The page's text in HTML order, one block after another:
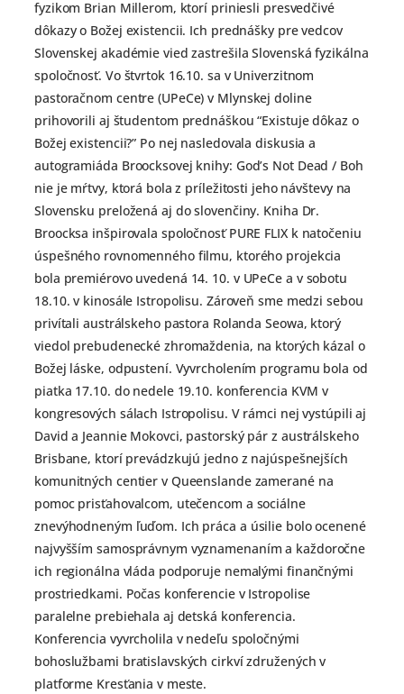
fyzikom Brian Millerom, ktorí priniesli presvedčivé
dôkazy o Božej existencii. Ich prednášky pre vedcov
Slovenskej akadémie vied zastrešila Slovenská fyzikálna
spoločnosť. Vo štvrtok 16.10. sa v Univerzitnom
pastoračnom centre (UPeCe) v Mlynskej doline
prihovorili aj študentom prednáškou “Existuje dôkaz o
Božej existencii?” Po nej nasledovala diskusia a
autogramiáda Broocksovej knihy: God’s Not Dead / Boh
nie je mŕtvy, ktorá bola z príležitosti jeho návštevy na
Slovensku preložená aj do slovenčiny. Kniha Dr.
Broocksa inšpirovala spoločnosť PURE FLIX k natočeniu
úspešného rovnomenného filmu, ktorého projekcia
bola premiérovo uvedená 14. 10. v UPeCe a v sobotu
18.10. v kinosále Istropolisu. Zároveň sme medzi sebou
privítali austrálskeho pastora Rolanda Seowa, ktorý
viedol prebudenecké zhromaždenia, na ktorých kázal o
Božej láske, odpustení. Vyvrcholením programu bola od
piatka 17.10. do nedele 19.10. konferencia KVM v
kongresových sálach Istropolisu. V rámci nej vystúpili aj
David a Jeannie Mokovci, pastorský pár z austrálskeho
Brisbane, ktorí prevádzkujú jedno z najúspešnejších
komunitných centier v Queenslande zamerané na
pomoc prisťahovalcom, utečencom a sociálne
znevýhodneným ľuďom. Ich práca a úsilie bolo ocenené
najvyšším samosprávnym vyznamenaním a každoročne
ich regionálna vláda podporuje nemalými finančnými
prostriedkami. Počas konferencie v Istropolise
paralelne prebiehala aj detská konferencia.
Konferencia vyvrcholila v nedeľu spoločnými
bohoslužbami bratislavských cirkví združených v
platforme Kresťania v meste.